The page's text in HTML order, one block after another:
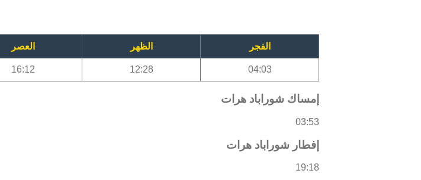
الفجر الظهر العصر
04:03
12:28
16:12
إمساك شوراباد هرات
03:53
إفطار شوراباد هرات
19:18